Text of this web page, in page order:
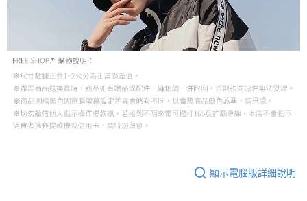
顯示電腦版詳細說明